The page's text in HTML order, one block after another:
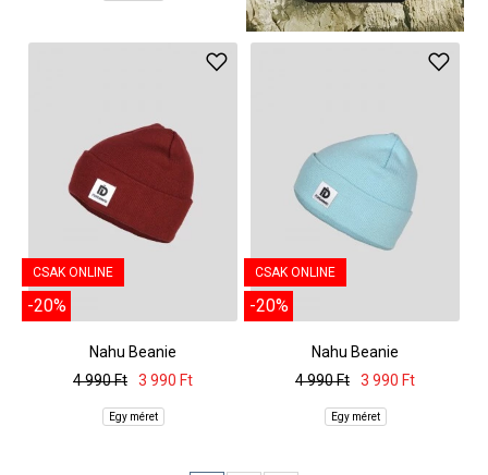
CSAK ONLINE
-20%
Nahu Beanie
4 990 Ft
3 990 Ft
Egy méret
CSAK ONLINE
-20%
Nahu Beanie
4 990 Ft
3 990 Ft
Egy méret